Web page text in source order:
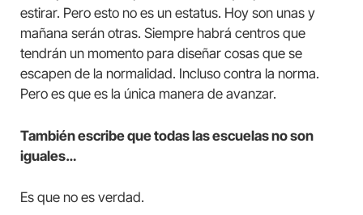
estirar. Pero esto no es un estatus. Hoy son unas y
mañana serán otras. Siempre habrá centros que
tendrán un momento para diseñar cosas que se
escapen de la normalidad. Incluso contra la norma.
Pero es que es la única manera de avanzar.
También escribe que todas las escuelas no son
iguales…
Es que no es verdad.